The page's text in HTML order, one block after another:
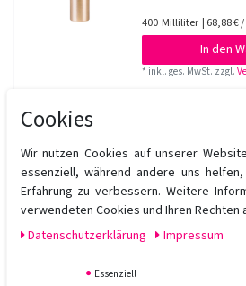
400 Milliliter | 68,88 €
In den
* inkl. ges. MwSt. zzgl.
(1)
200 Milliliter| 137,75 €
Cookies
Wir nutzen Cookies auf unserer
essenziell, während andere uns
Erfahrung zu verbessern. Weitere
verwendeten Cookies und Ihren Rechten
Daten­schutz­erklärung
Impressum
Essenziell